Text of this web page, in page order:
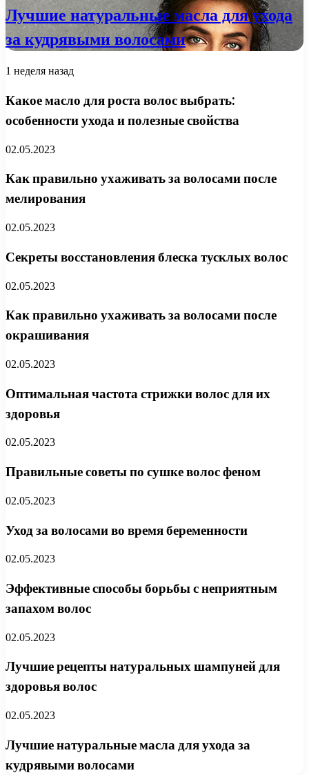
Лучшие натуральные масла для ухода
за кудрявыми волосами
1 неделя назад
Какое масло для роста волос выбрать:
особенности ухода и полезные свойства
02.05.2023
Как правильно ухаживать за волосами после
мелирования
02.05.2023
Секреты восстановления блеска тусклых волос
02.05.2023
Как правильно ухаживать за волосами после
окрашивания
02.05.2023
Оптимальная частота стрижки волос для их
здоровья
02.05.2023
Правильные советы по сушке волос феном
02.05.2023
Уход за волосами во время беременности
02.05.2023
Эффективные способы борьбы с неприятным
запахом волос
02.05.2023
Лучшие рецепты натуральных шампуней для
здоровья волос
02.05.2023
Лучшие натуральные масла для ухода за
кудрявыми волосами